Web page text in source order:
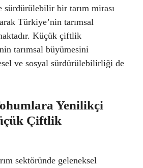
sürdürülebilir bir tarım mirası
Türkiye’nin tarımsal
Küçük çiftlik
tarımsal büyümesini
ve sosyal sürdürülebilirliği de
Yenilikçi
Çiftlik
sektöründe geleneksel